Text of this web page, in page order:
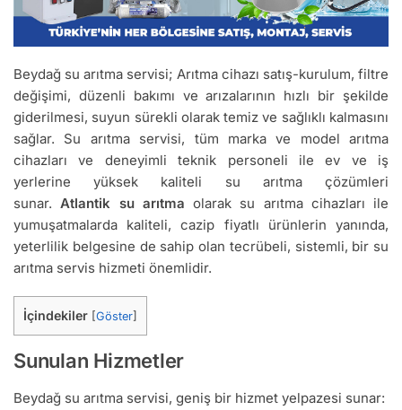
Beydağ su arıtma servisi; Arıtma cihazı satış-kurulum, filtre
değişimi, düzenli bakımı ve arızalarının hızlı bir şekilde
giderilmesi, suyun sürekli olarak temiz ve sağlıklı kalmasını
sağlar. Su arıtma servisi, tüm marka ve model arıtma
cihazları ve deneyimli teknik personeli ile ev ve iş
yerlerine yüksek kaliteli su arıtma çözümleri
sunar.Atlantik su arıtma olarak su arıtma cihazları ile
yumuşatmalarda kaliteli, cazip fiyatlı ürünlerin yanında,
yeterlilik belgesine de sahip olan tecrübeli, sistemli, bir su
arıtma servis hizmeti önemlidir.
İçindekiler [Göster]
Sunulan Hizmetler
Beydağ su arıtma servisi, geniş bir hizmet yelpazesi sunar: